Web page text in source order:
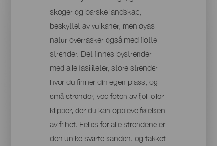
skoger og barske landskap,
beskyttet av vulkaner, men øyas
natur overrasker også med flotte
strender. Det finnes bystrender
med alle fasiliteter, store strender
hvor du finner din egen plass, og
små strender, ved foten av fjell eller
klipper, der du kan oppleve følelsen
av frihet. Felles for alle strendene er
den unike svarte sanden, og takket